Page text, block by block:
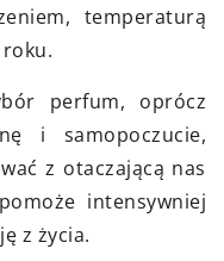
temperaturą
perfum, oprócz
i samopoczucie,
z otaczającą nas
intensywniej
z życia.